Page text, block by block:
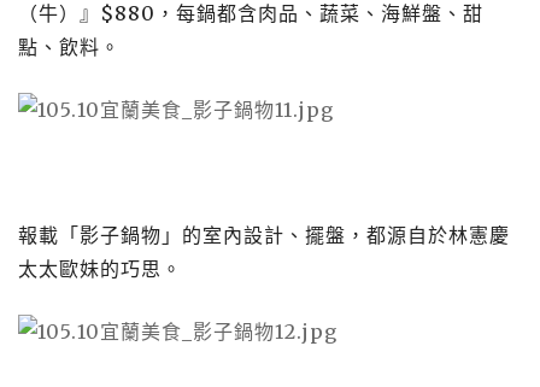
（牛）』$880，每鍋都含肉品、蔬菜、海鮮盤、甜
點、飲料。
報載「影子鍋物」的室內設計、擺盤，都源自於林憲慶
太太歐妹的巧思。